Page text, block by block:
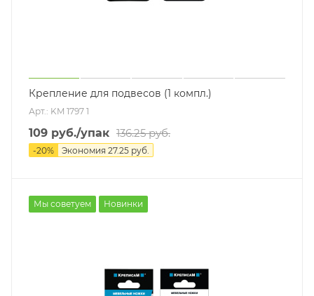
Крепление для подвесов (1 компл.)
Арт.: KM 1797 1
109 руб./упак 136.25руб.
-20% Экономия 27.25 руб.
Мы советуем Новинки